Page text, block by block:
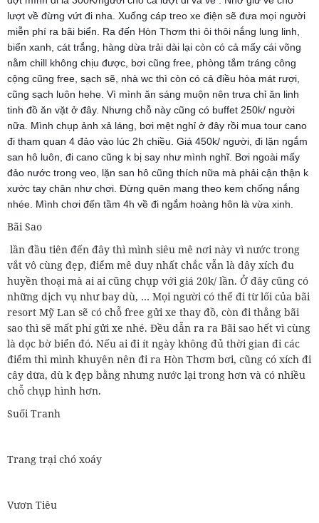
lượt về đừng vứt đi nha. Xuống cáp treo xe điện sẽ đưa mọi người
miễn phí ra bãi biển. Ra đến Hòn Thơm thì ôi thôi nắng lung linh,
biển xanh, cát trắng, hàng dừa trải dài lại còn có cả mấy cái võng
nằm chill không chịu được, bơi cũng free, phòng tắm tráng công
cộng cũng free, sạch sẽ, nhà wc thì còn có cả điều hòa mát rượi,
cũng sạch luôn hehe. Vì mình ăn sáng muộn nên trưa chỉ ăn linh
tinh đồ ăn vặt ở đây. Nhưng chỗ này cũng có buffet 250k/ người
nữa. Mình chụp ảnh xả láng, bơi mệt nghỉ ở đây rồi mua tour cano
đi tham quan 4 đảo vào lúc 2h chiều. Giá 450k/ người, đi lặn ngắm
san hô luôn, đi cano cũng k bị say như mình nghĩ. Bơi ngoài mấy
đảo nước trong veo, lặn san hô cũng thích nữa mà phải cận thận k
xước tay chân như chơi. Đừng quên mang theo kem chống nắng
nhée. Mình chơi đến tầm 4h về đi ngắm hoàng hôn là vừa xinh.
Bãi Sao
lần đầu tiên đến đây thì mình siêu mê nơi này vì nước trong
vắt vô cùng đẹp, điểm mê duy nhất chắc vẫn là dây xích đu
huyền thoại mà ai ai cũng chụp với giá 20k/ lần. Ở đây cũng có
những dịch vụ như bay dù, … Mọi người có thể đi từ lối của bãi
resort Mỹ Lan sẽ có chỗ free gửi xe thay đồ, còn đi thẳng bãi
sao thì sẽ mất phí gửi xe nhé. Đều dẫn ra ra Bãi sao hết vì cùng
là dọc bờ biển đó. Nếu ai đi ít ngày không đủ thời gian đi các
điểm thì mình khuyên nên đi ra Hòn Thơm bơi, cũng có xích đi
cây dừa, dù k đẹp bằng nhưng nước lại trong hơn và có nhiều
chỗ chụp hình hơn.
Suối Tranh
Trang trại chó xoáy
Vươn Tiêu